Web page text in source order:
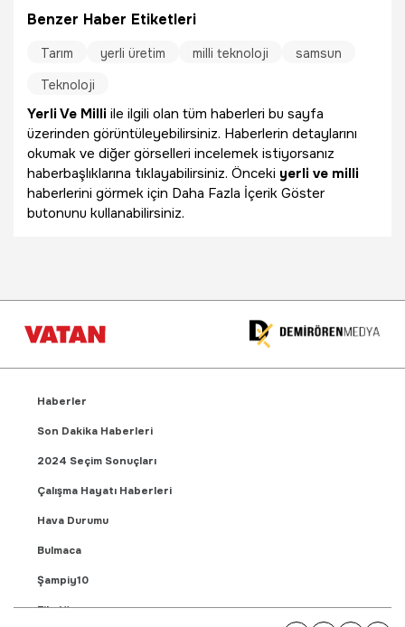
Benzer Haber Etiketleri
Tarım yerli üretim milli teknoloji
samsun
Teknoloji
Yerli Ve Milli ile ilgili olan tüm haberleri bu sayfa
üzerinden görüntüleyebilirsiniz. Haberlerin detaylarını
okumak ve diğer görselleri incelemek istiyorsanız
haberbaşlıklarına tıklayabilirsiniz. Önceki yerli ve milli
haberlerini görmek için Daha Fazla İçerik Göster
butonunu kullanabilirsiniz.
Haberler
Son Dakika Haberleri
2024 Seçim Sonuçları
Çalışma Hayatı Haberleri
Hava Durumu
Bulmaca
Şampiy10
Fikstür